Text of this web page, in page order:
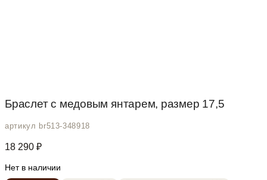
Браслет с медовым янтарем, размер 17,5
артикул br513-348918
18 290 ₽
Нет в наличии